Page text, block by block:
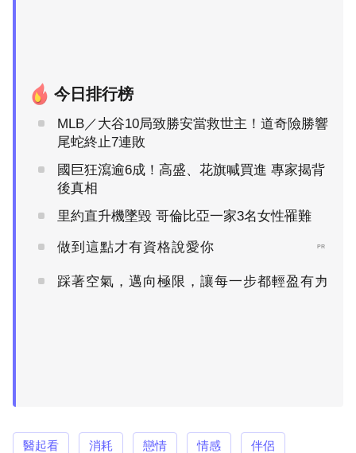
今日排行榜
MLB／大谷10局致勝安當救世主！道奇險勝響
尾蛇終止7連敗
國巨狂瀉逾6成！高盛、花旗喊買進 專家揭背
後真相
里約直升機墜毀 哥倫比亞一家3名女性罹難
做到這點才有資格說愛你 PR
踩著空氣，邁向極限，讓每一步都輕盈有力
PR
醫起看 消耗 戀情 情感 伴侶